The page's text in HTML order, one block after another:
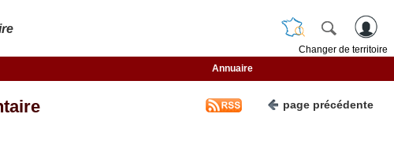
Changer de territoire
Annuaire
page précédente